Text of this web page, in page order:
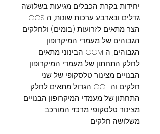
יחידות בקרת הכבלים מגיעות בשלושה
גדלים ובארבע ערכות שונות, ה CCS
הצר מתאים לזרועות (בומים) ולחלקים
הגבוהים של מעמדי המיקרופון
הגבוהים, ה CCM הבינוני מתאים
לחלק התחתון של מעמדי המיקרופון
הבנויים מצינור טלסקופי של שני
חלקים וה CCL הגדול מתאים לחלק
התחתון של מעמדי המיקרופון הבנויים
מצינור טלסקופי מרכזי המורכב
משלושה חלקים.